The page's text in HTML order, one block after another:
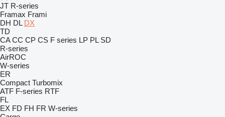
JT R-series
Framax Frami
DH DL DX
TD
CA CC CP CS F series LP PL SD
R-series
AirROC
W-series
ER
Compact Turbomix
ATF F-series RTF
FL
EX FD FH FR W-series